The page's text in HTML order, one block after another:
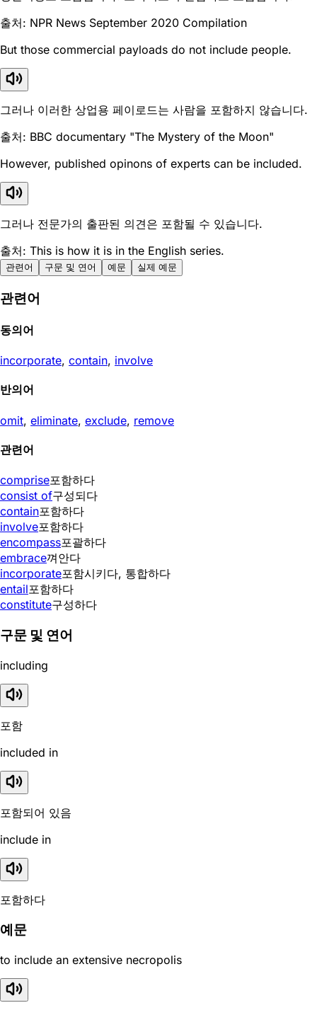
출처: NPR News September 2020 Compilation
But those commercial payloads do not include people.
그러나 이러한 상업용 페이로드는 사람을 포함하지 않습니다.
출처: BBC documentary "The Mystery of the Moon"
However, published opinons of experts can be included.
그러나 전문가의 출판된 의견은 포함될 수 있습니다.
출처: This is how it is in the English series.
관련어 구문 및 연어 예문 실제 예문
관련어
동의어
incorporate, contain, involve
반의어
omit, eliminate, exclude, remove
관련어
comprise포함하다
consist of구성되다
contain포함하다
involve포함하다
encompass포괄하다
embrace껴안다
incorporate포함시키다, 통합하다
entail포함하다
constitute구성하다
구문 및 연어
including
포함
included in
포함되어 있음
include in
포함하다
예문
to include an extensive necropolis